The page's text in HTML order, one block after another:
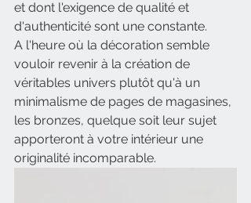
et dont l'exigence de qualité et
d'authenticité sont une constante.
A l'heure où la décoration semble
vouloir revenir à la création de
véritables univers plutôt qu'à un
minimalisme de pages de magasines,
les bronzes, quelque soit leur sujet
apporteront à votre intérieur une
originalité incomparable.